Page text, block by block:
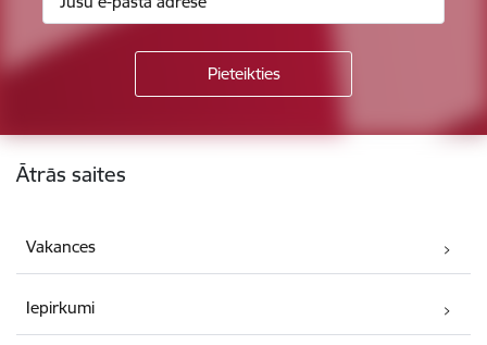
Kājene
Ātrās saites
Vakances
Iepirkumi